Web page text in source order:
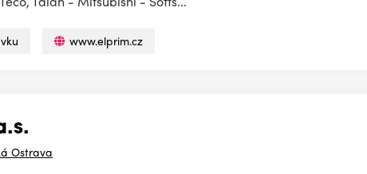
www.elprim.cz
Ostrava